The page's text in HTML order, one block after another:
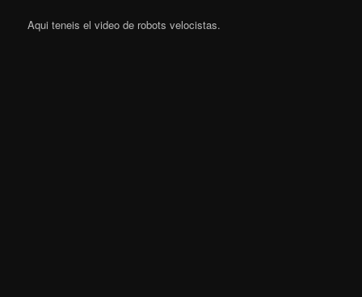
Aqui teneis el video de robots velocistas.